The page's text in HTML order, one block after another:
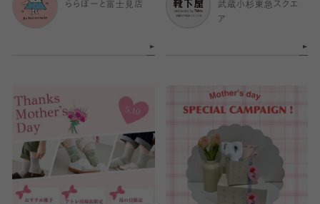
ららぽーと富士見店
武蔵小杉東急スクエ
ア